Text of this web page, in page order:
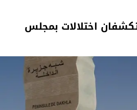
تكشفان اختلالات بمجلس